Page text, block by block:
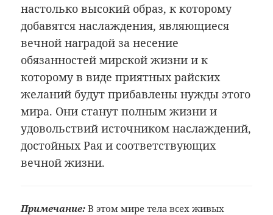
настолько высокий образ, к которому
добавятся наслаждения, являющиеся
вечной наградой за несение
обязанностей мирской жизни и к
которому в виде приятных райских
желаний будут прибавлены нужды этого
мира. Они станут полным жизни и
удовольствий источником наслаждений,
достойных Рая и соответствующих
вечной жизни.
Примечание: В этом мире тела всех живых